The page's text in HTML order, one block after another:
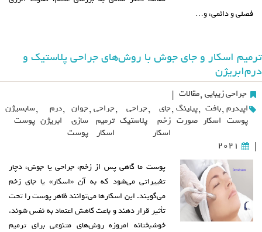
فصلی و دائمی، و…
ترمیم اسکار و جای جوش با روش‌های جراحی پلاستیک و
درم‌ابریژن
جراحی زیبایی ,مقالات |
اپیدرم
پوست
,بافت
اسکار
,پیلینگ
صورت
,جای
زخم
اسکار
,جراحی
پلاستیک
,جراحی
ترمیم
اسکار
,جوان
سازی
پوست
,درم
ابریژن
,سابسیژن
پوست
|
2021
پوست ما گاهی پس از زخم، جراحی یا جوش، دچار
تغییراتی می‌شود که به آن «اسکار» یا جای زخم
می‌گویند. این اسکارها می‌توانند ظاهر پوست را تحت
تأثیر قرار دهند و باعث کاهش اعتماد به نفس شوند.
خوشبختانه امروزه روش‌های متنوعی برای ترمیم